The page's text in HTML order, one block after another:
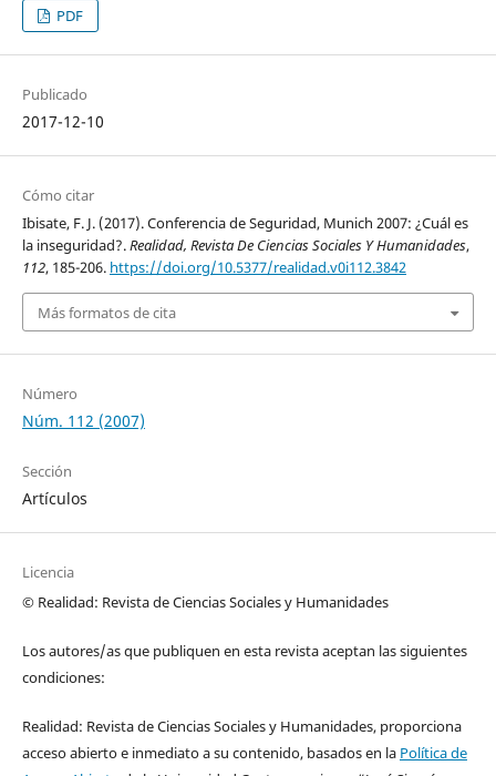
PDF
Publicado
2017-12-10
Cómo citar
Ibisate, F. J. (2017). Conferencia de Seguridad, Munich 2007: ¿Cuál es
la inseguridad?.Realidad, Revista De Ciencias Sociales Y Humanidades,
112, 185-206. https://doi.org/10.5377/realidad.v0i112.3842
Más formatos de cita
Número
Núm. 112 (2007)
Sección
Artículos
Licencia
© Realidad: Revista de Ciencias Sociales y Humanidades
Los autores/as que publiquen en esta revista aceptan las siguientes
condiciones:
Realidad: Revista de Ciencias Sociales y Humanidades, proporciona
acceso abierto e inmediato a su contenido, basados en la Política de